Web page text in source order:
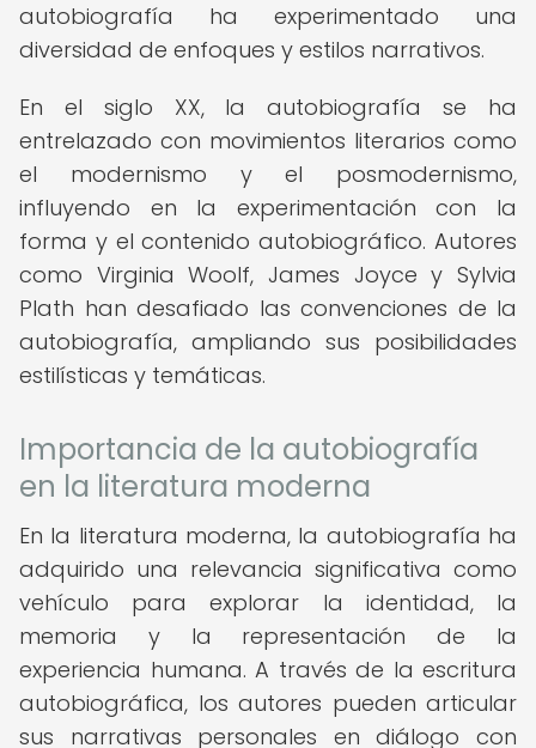
autobiografía ha experimentado una
diversidad de enfoques y estilos narrativos.
En el siglo XX, la autobiografía se ha
entrelazado con movimientos literarios como
el modernismo y el posmodernismo,
influyendo en la experimentación con la
forma y el contenido autobiográfico. Autores
como Virginia Woolf, James Joyce y Sylvia
Plath han desafiado las convenciones de la
autobiografía, ampliando sus posibilidades
estilísticas y temáticas.
Importancia de la autobiografía
en la literatura moderna
En la literatura moderna, la autobiografía ha
adquirido una relevancia significativa como
vehículo para explorar la identidad, la
memoria y la representación de la
experiencia humana. A través de la escritura
autobiográfica, los autores pueden articular
sus narrativas personales en diálogo con